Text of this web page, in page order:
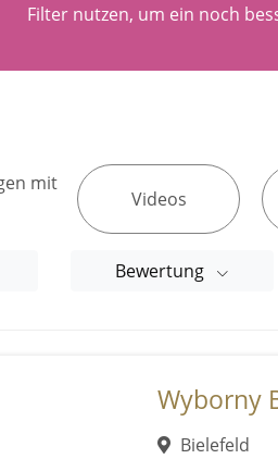
Filter nutzen, um ein noch
mit
Videos
Bewertung
Wyborny
Bielefeld